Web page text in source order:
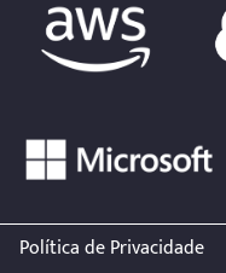
Política de Privacidade